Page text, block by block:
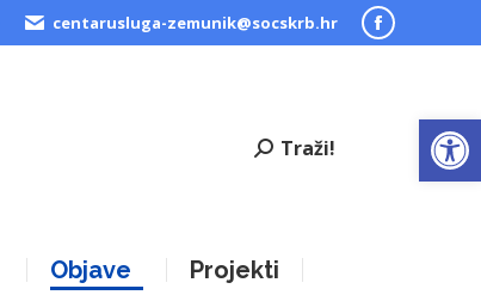
centarusluga-zemunik@socskrb.hr
Facebook
Traži!
Objave Projekti